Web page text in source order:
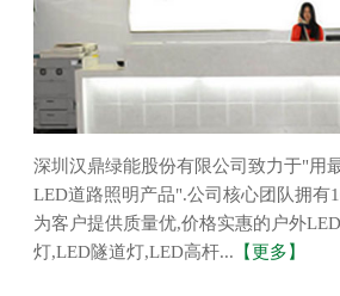
深圳汉鼎绿能股份有限公司致力于"用
LED道路照明产品".公司核心团队拥有
为客户提供质量优,价格实惠的户外
灯,LED隧道灯,LED高杆... 【更多】